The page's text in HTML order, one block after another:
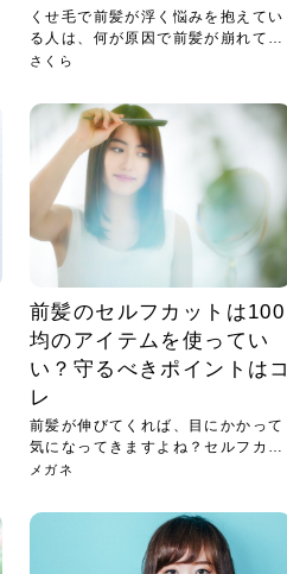
くせ毛で前髪が浮く悩みを抱えてい
る人は、何が原因で前髪が崩れてい
るの...
さくら
前髪のセルフカットは100
均のアイテムを使ってい
い？守るべきポイントはコ
レ
前髪が伸びてくれば、目にかかって
気になってきますよね？セルフカッ
トが...
メガネ